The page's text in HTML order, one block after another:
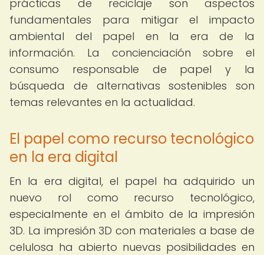
prácticas de reciclaje son aspectos
fundamentales para mitigar el impacto
ambiental del papel en la era de la
información. La concienciación sobre el
consumo responsable de papel y la
búsqueda de alternativas sostenibles son
temas relevantes en la actualidad.
El papel como recurso tecnológico
en la era digital
En la era digital, el papel ha adquirido un
nuevo rol como recurso tecnológico,
especialmente en el ámbito de la impresión
3D. La impresión 3D con materiales a base de
celulosa ha abierto nuevas posibilidades en